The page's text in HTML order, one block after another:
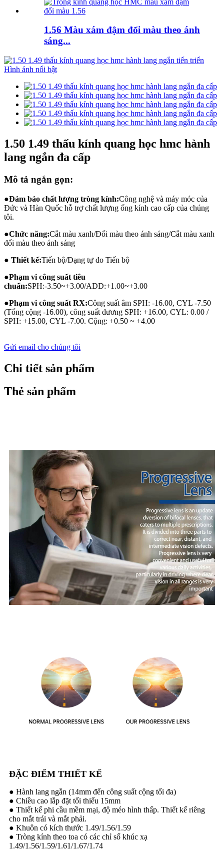
1.56 Màu xám đậm đổi màu theo ánh
sáng...
1.50 1.49 thấu kính quang học hmc hành
lang ngắn đa cấp
Mô tả ngắn gọn:
●Đảm bảo chất lượng tròng kính:Công nghệ và máy móc của
Đức và Hàn Quốc hỗ trợ chất lượng ống kính cao cấp của chúng
tôi.
●Chức năng:Cắt màu xanh/Đổi màu theo ánh sáng/Cắt màu xanh
đổi màu theo ánh sáng
● Thiết kế:Tiến bộ/Dạng tự do Tiến bộ
●Phạm vi công suất tiêu
chuẩn:SPH:-3.50~+3.00/ADD:+1.00~+3.00
●Phạm vi công suất RX:Công suất âm SPH: -16.00, CYL -7.50
(Tổng cộng -16.00), công suất dương SPH: +16.00, CYL: 0.00 /
SPH: +15.00, CYL -7.00. Cộng: +0.50 ~ +4.00
Gửi email cho chúng tôi
Chi tiết sản phẩm
Thẻ sản phẩm
ĐẶC ĐIỂM THIẾT KẾ
● Hành lang ngắn (14mm đến công suất cộng tối đa)
● Chiều cao lắp đặt tối thiểu 15mm
● Thiết kế phi cầu mềm mại, độ méo hình thấp. Thiết kế riêng
cho mắt trái và mắt phải.
● Khuôn có kích thước 1.49/1.56/1.59
● Tròng kính theo toa có các chỉ số khúc xạ
1.49/1.56/1.59/1.61/1.67/1.74